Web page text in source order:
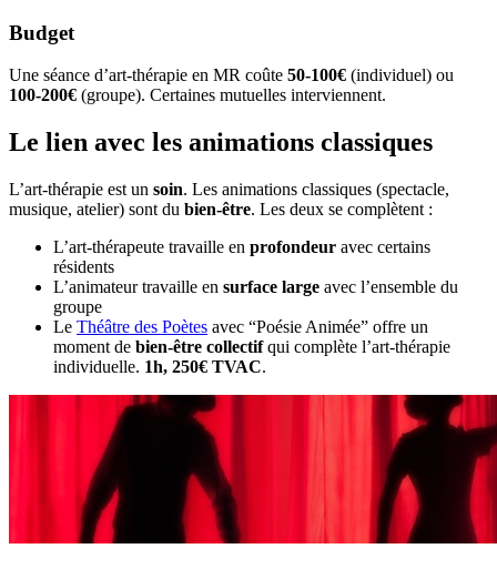
Budget
Une séance d’art-thérapie en MR coûte 50-100€ (individuel) ou
100-200€ (groupe). Certaines mutuelles interviennent.
Le lien avec les animations classiques
L’art-thérapie est un soin. Les animations classiques (spectacle,
musique, atelier) sont du bien-être. Les deux se complètent :
L’art-thérapeute travaille en profondeur avec certains
résidents
L’animateur travaille en surface large avec l’ensemble du
groupe
Le Théâtre des Poètes avec “Poésie Animée” offre un
moment de bien-être collectifqui complète l’art-thérapie
individuelle. 1h, 250€ TVAC.